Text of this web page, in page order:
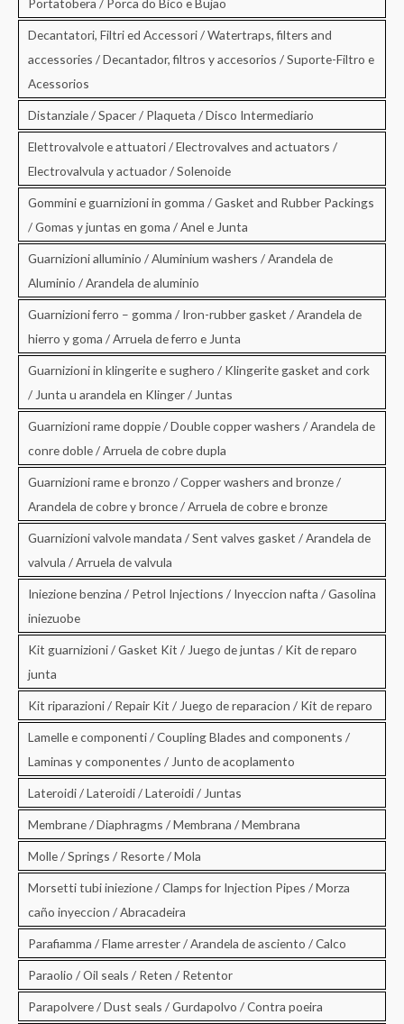
Decantatori, Filtri ed Accessori / Watertraps, filters and
accessories / Decantador, filtros y accesorios / Suporte-Filtro e
Acessorios
Distanziale / Spacer / Plaqueta / Disco Intermediario
Elettrovalvole e attuatori / Electrovalves and actuators /
Electrovalvula y actuador / Solenoide
Gommini e guarnizioni in gomma / Gasket and Rubber Packings
/ Gomas y juntas en goma / Anel e Junta
Guarnizioni alluminio / Aluminium washers / Arandela de
Aluminio / Arandela de aluminio
Guarnizioni ferro – gomma / Iron-rubber gasket / Arandela de
hierro y goma / Arruela de ferro e Junta
Guarnizioni in klingerite e sughero / Klingerite gasket and cork
/ Junta u arandela en Klinger / Juntas
Guarnizioni rame doppie / Double copper washers / Arandela de
conre doble / Arruela de cobre dupla
Guarnizioni rame e bronzo / Copper washers and bronze /
Arandela de cobre y bronce / Arruela de cobre e bronze
Guarnizioni valvole mandata / Sent valves gasket / Arandela de
valvula / Arruela de valvula
Iniezione benzina / Petrol Injections / Inyeccion nafta / Gasolina
iniezuobe
Kit guarnizioni / Gasket Kit / Juego de juntas / Kit de reparo
junta
Kit riparazioni / Repair Kit / Juego de reparacion / Kit de reparo
Lamelle e componenti / Coupling Blades and components /
Laminas y componentes / Junto de acoplamento
Lateroidi / Lateroidi / Lateroidi / Juntas
Membrane / Diaphragms / Membrana / Membrana
Molle / Springs / Resorte / Mola
Morsetti tubi iniezione / Clamps for Injection Pipes / Morza
caño inyeccion / Abracadeira
Parafiamma / Flame arrester / Arandela de asciento / Calco
Paraolio / Oil seals / Reten / Retentor
Parapolvere / Dust seals / Gurdapolvo / Contra poeira